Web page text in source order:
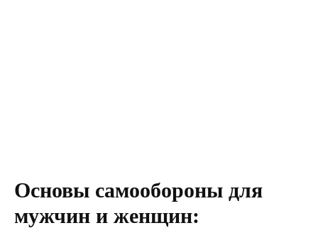
Основы самообороны для
мужчин и женщин: